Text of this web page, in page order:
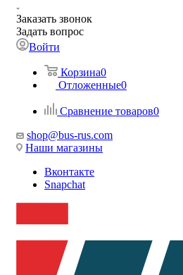
Заказать звонок
Задать вопрос
Войти
Корзина0
Отложенные0
Сравнение товаров0
shop@bus-rus.com
Наши магазины
Вконтакте
Snapchat